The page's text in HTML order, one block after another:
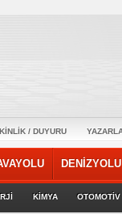
/ DUYURU
DENİZYOLU
KİMYA OTOMOTİV